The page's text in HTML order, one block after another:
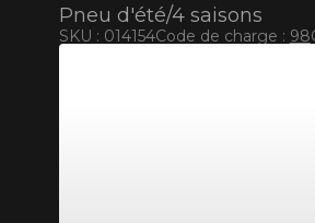
Pneu d'été/4 saisons
SKU : 014154Code de charge : 98